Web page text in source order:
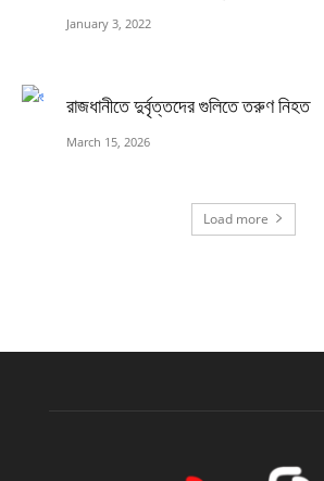
January 3, 2022
রাজধানীতে দুর্বৃত্তদের গুলিতে তরুণ নিহত
March 15, 2026
Load more